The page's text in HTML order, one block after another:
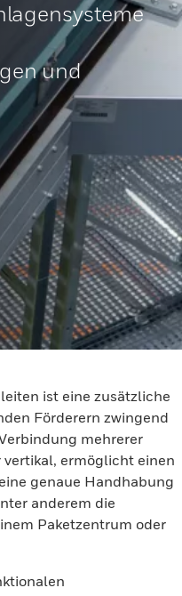
und
ist eine zusätzliche
Förderern zwingend
mehrerer
ermöglicht einen
genaue Handhabung
anderem die
Paketzentrum oder